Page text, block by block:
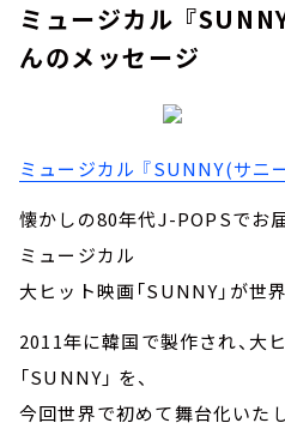
ミュージカル 『
んのメッセージ
ミュージカル 『SUNNY(サニ
懐かしの80年代J-POPSでお
ミュージカル
大ヒット映画「SUNNY」が世
2011年に韓国で製作され、大
「SUNNY」 を、
今回世界で初めて舞台化いた